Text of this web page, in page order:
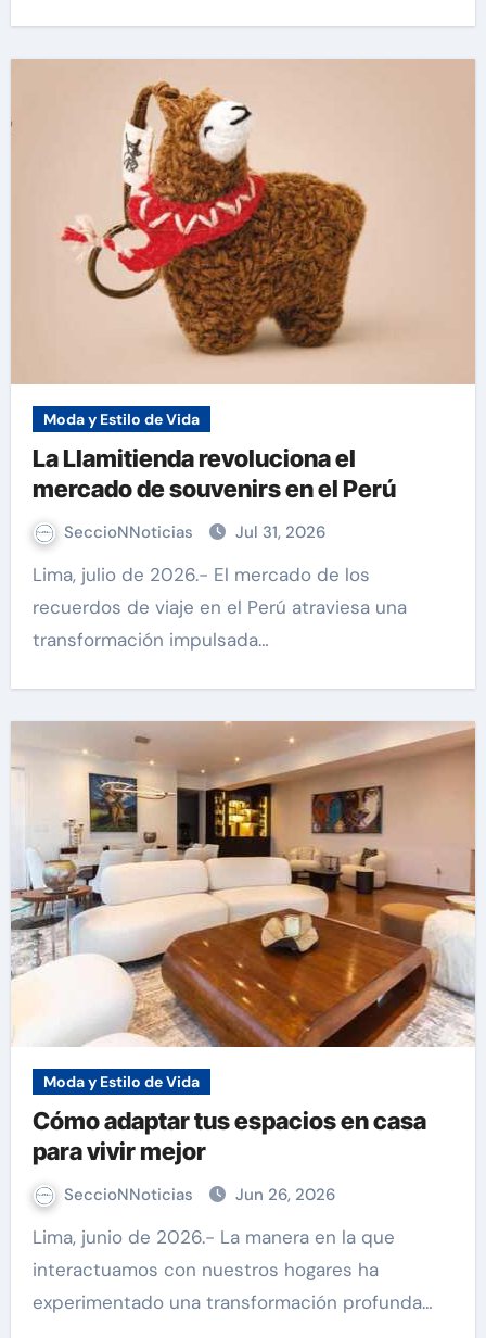
Moda y Estilo de Vida
La Llamitienda revoluciona el
mercado de souvenirs en el Perú
SeccioNNoticias Jul 31, 2026
Lima, julio de 2026.- El mercado de los
recuerdos de viaje en el Perú atraviesa una
transformación impulsada…
Moda y Estilo de Vida
Cómo adaptar tus espacios en casa
para vivir mejor
SeccioNNoticias Jun 26, 2026
Lima, junio de 2026.- La manera en la que
interactuamos con nuestros hogares ha
experimentado una transformación profunda…